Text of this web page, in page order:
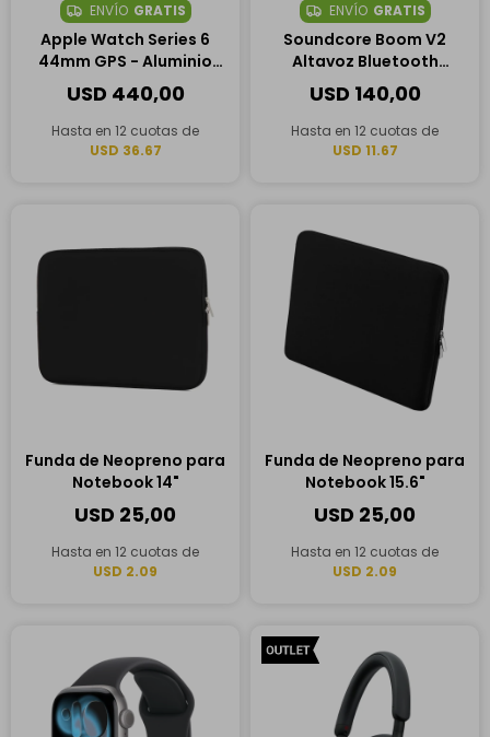
ENVÍO GRATIS
Apple Watch Series 6
44mm GPS - Aluminio
Plateado/Blanco
USD 440,00
Hasta en 12 cuotas de
USD 36.67
ENVÍO GRATIS
Soundcore Boom V2
Altavoz Bluetooth
Portátil
USD 140,00
Hasta en 12 cuotas de
USD 11.67
Funda de Neopreno para
Notebook 14"
USD 25,00
Hasta en 12 cuotas de
USD 2.09
Funda de Neopreno para
Notebook 15.6"
USD 25,00
Hasta en 12 cuotas de
USD 2.09